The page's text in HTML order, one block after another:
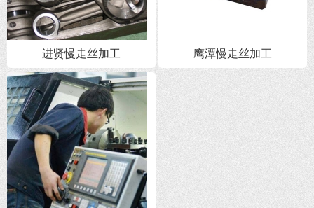
进贤慢走丝加工 鹰潭慢走丝加工